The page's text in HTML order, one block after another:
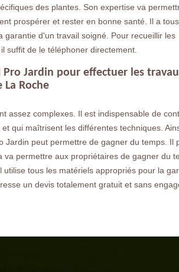
des plantes. Son expertise va
prospérer et rester en bonne santé. Il a
garantie d'un travail soigné. Pour recueillir les
suffit de le téléphoner directement.
Pro Jardin pour effectuer les
La Roche
assez complexes. Il est indispensable de
qui maîtrisent les différentes techniques.
Jardin peut permettre de gagner du temps. Il
va permettre aux propriétaires de gagner du
tous les matériels appropriés pour la
un devis totalement gratuit et sans